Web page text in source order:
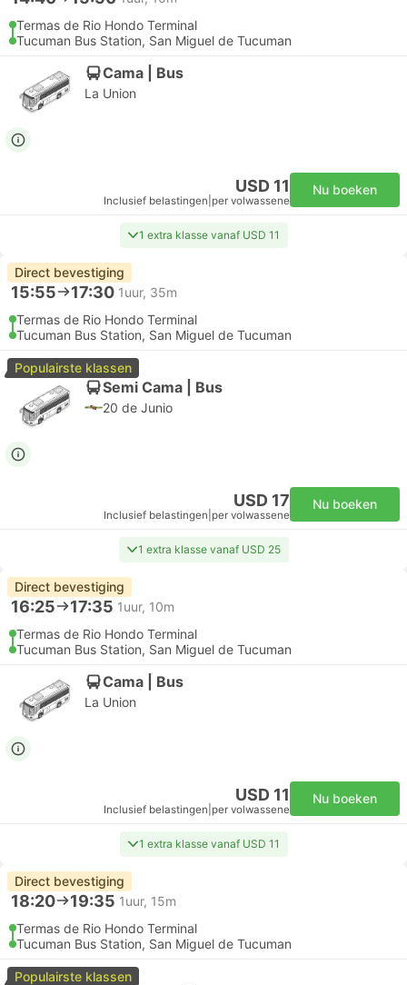
Termas de Rio Hondo Terminal
Tucuman Bus Station, San Miguel de Tucuman
Cama | Bus
La Union
USD 11
Inclusief belastingen per volwassene
Nu boeken
1 extra klasse vanaf USD 11
Direct bevestiging
15:55 17:30 1uur, 35m
Termas de Rio Hondo Terminal
Tucuman Bus Station, San Miguel de Tucuman
Populairste klassen
Semi Cama | Bus
20 de Junio
USD 17
Inclusief belastingen per volwassene
Nu boeken
1 extra klasse vanaf USD 25
Direct bevestiging
16:25 17:35 1uur, 10m
Termas de Rio Hondo Terminal
Tucuman Bus Station, San Miguel de Tucuman
Cama | Bus
La Union
USD 11
Inclusief belastingen per volwassene
Nu boeken
1 extra klasse vanaf USD 11
Direct bevestiging
18:20 19:35 1uur, 15m
Termas de Rio Hondo Terminal
Tucuman Bus Station, San Miguel de Tucuman
Populairste klassen